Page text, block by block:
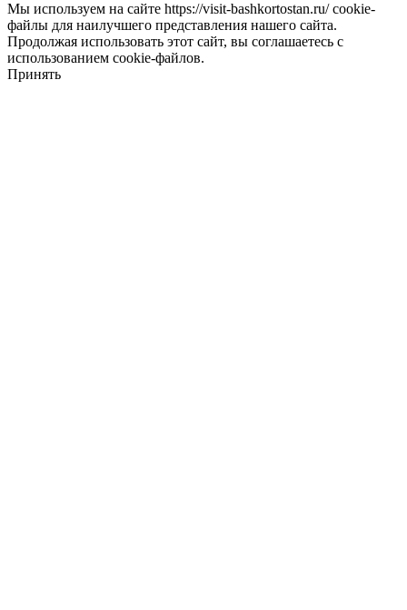
Мы используем на сайте https://visit-bashkortostan.ru/ cookie-
файлы для наилучшего представления нашего сайта.
Продолжая использовать этот сайт, вы соглашаетесь с
использованием cookie-файлов.
Принять